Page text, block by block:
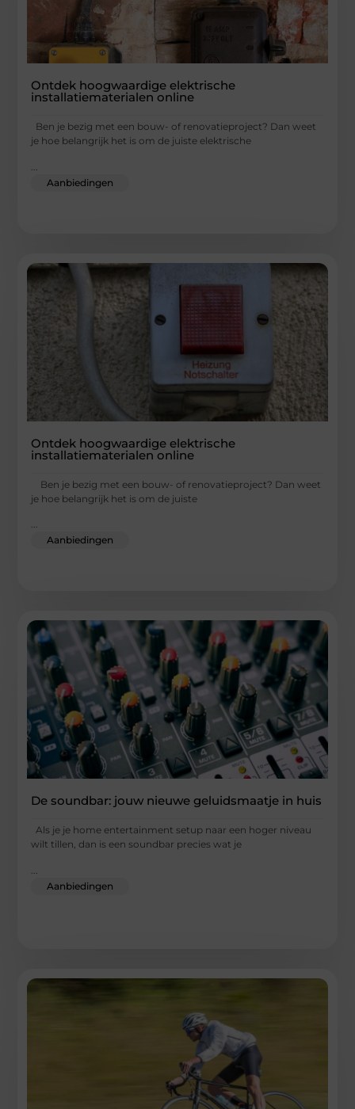
Ontdek hoogwaardige elektrische
installatiematerialen online
Ben je bezig met een bouw- of renovatieproject? Dan weet
je hoe belangrijk het is om de juiste elektrische
Aanbiedingen
Ontdek hoogwaardige elektrische
installatiematerialen online
Ben je bezig met een bouw- of renovatieproject? Dan weet
je hoe belangrijk het is om de juiste
...
Aanbiedingen
De soundbar: jouw nieuwe geluidsmaatje in huis
Als je je home entertainment setup naar een hoger niveau
wilt tillen, dan is een soundbar precies wat je
Aanbiedingen